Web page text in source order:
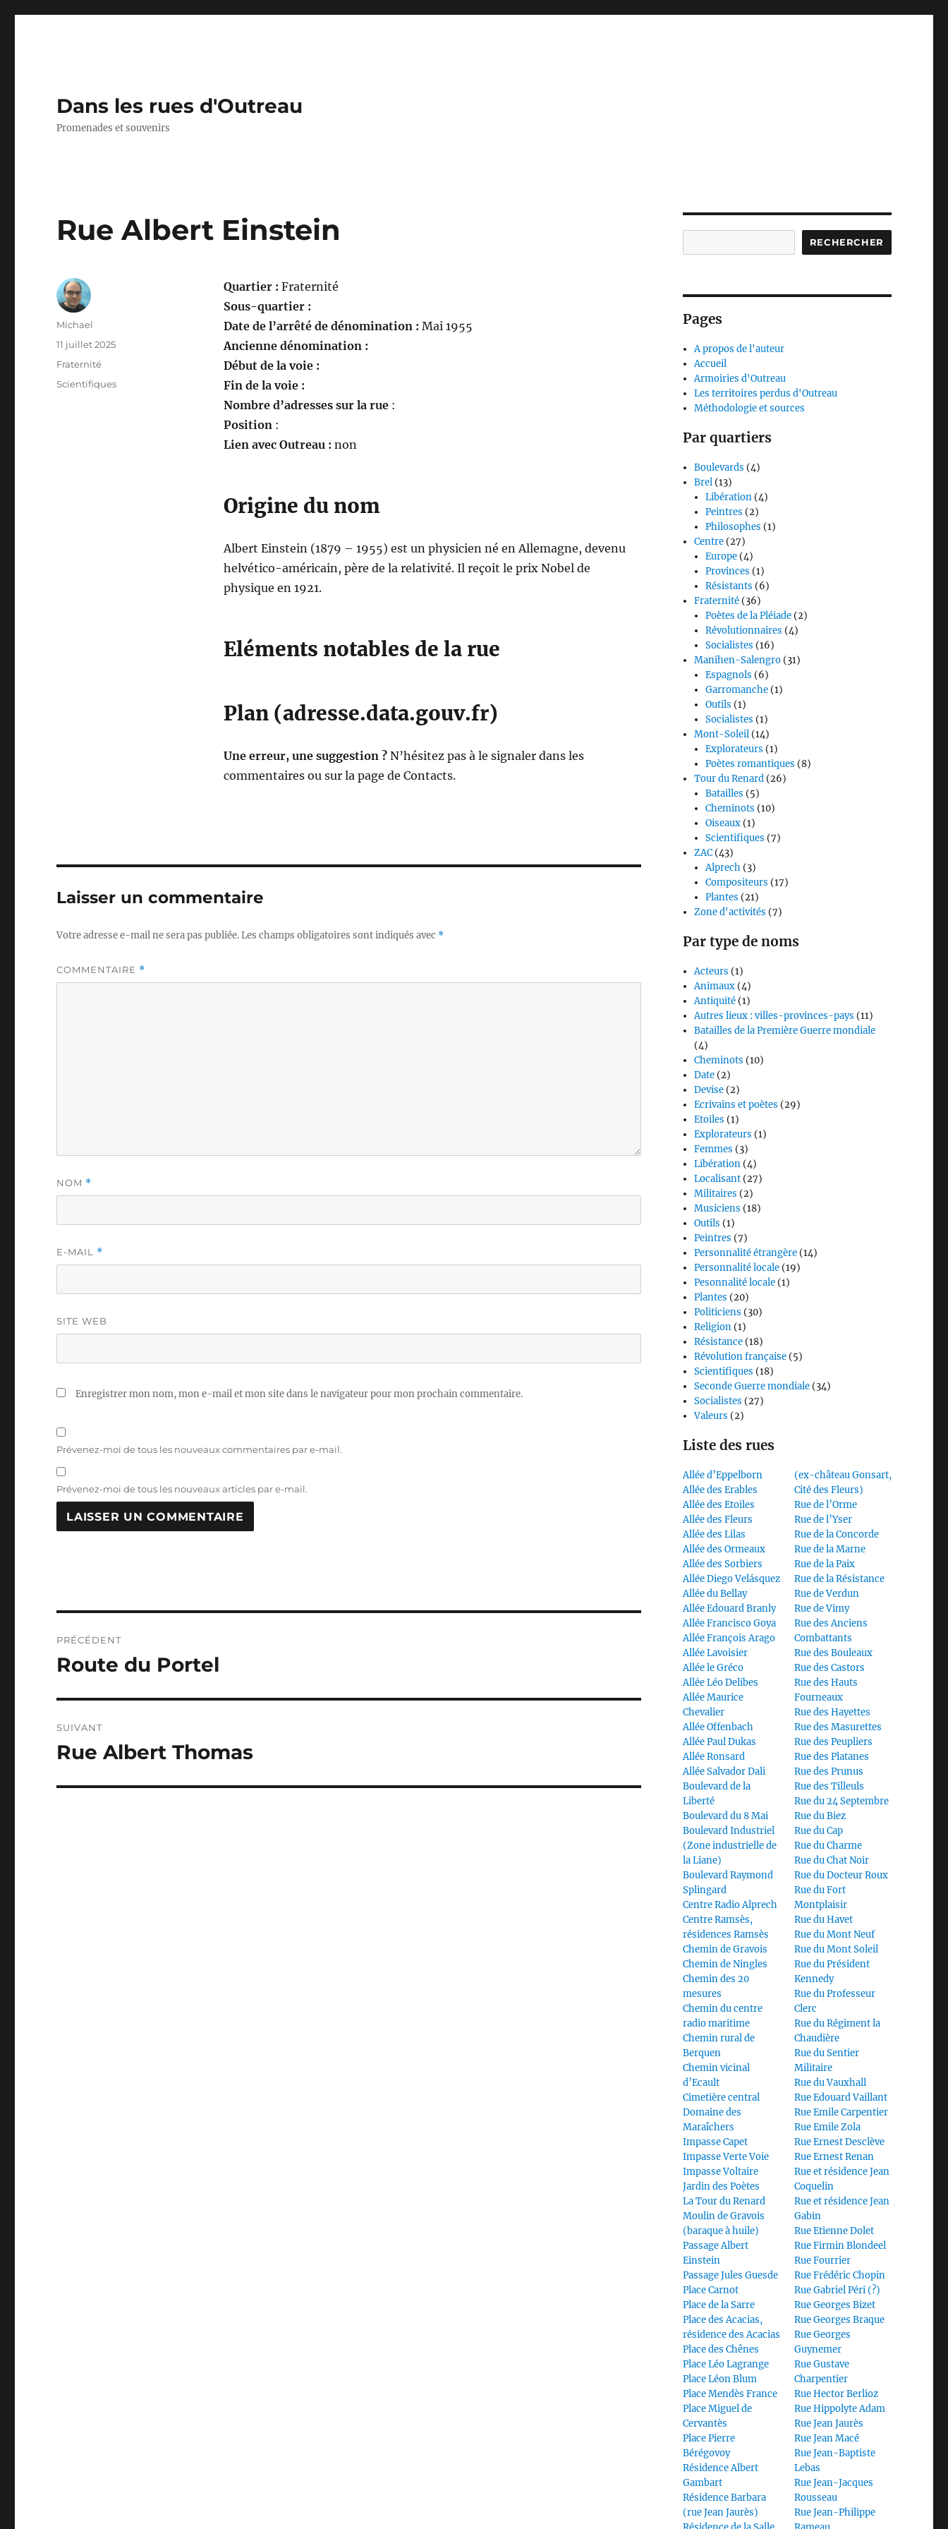
Dans les rues d'Outreau
Promenades et souvenirs
Rue Albert Einstein
Quartier : Fraternité
Sous-quartier :
Date de l’arrêté de dénomination : Mai 1955
Ancienne dénomination :
Début de la voie :
Fin de la voie :
Nombre d’adresses sur la rue:
Position:
Lien avec Outreau : non
Origine du nom
Albert Einstein (1879 – 1955) est un physicien né en Allemagne, devenu
helvético-américain, père de la relativité. Il reçoit le prix Nobel de
physique en 1921.
Eléments notables de la rue
Plan (adresse.data.gouv.fr)
Une erreur, une suggestion ?N’hésitez pas à le signaler dans les
commentaires ou sur la page de Contacts.
Auteur
Michael
Publié
11 juillet 2025
Catégories
Fraternité
Étiquettes
Scientifiques
Laisser un commentaire
Votre adresse e-mail ne sera pas publiée.Les champs obligatoires sont indiqués avec *
COMMENTAIRE *
NOM *
E-MAIL *
SITE WEB
Enregistrer mon nom, mon e-mail et mon site dans le navigateur pour mon prochain commentaire.
Prévenez-moi de tous les nouveaux commentaires par e-mail.
Prévenez-moi de tous les nouveaux articles par e-mail.
de
PRÉCÉDENT
Publication
Route du Portel
SUIVANT
Publication
Rue Albert Thomas
RECHERCHER
Pages
A propos de l'auteur
Accueil
Armoiries d'Outreau
Les territoires perdus d'Outreau
Méthodologie et sources
Par quartiers
Boulevards (4)
Brel (13)
Libération (4)
Peintres (2)
Philosophes (1)
Centre (27)
Europe (4)
Provinces (1)
Résistants (6)
Fraternité (36)
Poètes de la Pléiade (2)
Révolutionnaires (4)
Socialistes (16)
Manihen-Salengro (31)
Espagnols (6)
Garromanche (1)
Outils (1)
Socialistes (1)
Mont-Soleil (14)
Explorateurs (1)
Poètes romantiques (8)
Tour du Renard (26)
Batailles (5)
Cheminots (10)
Oiseaux (1)
Scientifiques (7)
ZAC (43)
Alprech (3)
Compositeurs (17)
Plantes (21)
Zone d'activités (7)
Par type de noms
Acteurs (1)
Animaux (4)
Antiquité (1)
Autres lieux : villes-provinces-pays (11)
Batailles de la Première Guerre mondiale
(4)
Cheminots (10)
Date (2)
Devise (2)
Ecrivains et poètes (29)
Etoiles (1)
Explorateurs (1)
Femmes (3)
Libération (4)
Localisant (27)
Militaires (2)
Musiciens (18)
Outils (1)
Peintres (7)
Personnalité étrangère (14)
Personnalité locale (19)
Pesonnalité locale (1)
Plantes (20)
Politiciens (30)
Religion (1)
Résistance (18)
Révolution française (5)
Scientifiques (18)
Seconde Guerre mondiale (34)
Socialistes (27)
Valeurs (2)
Liste des rues
Allée d’Eppelborn
Allée des Erables
Allée des Etoiles
Allée des Fleurs
Allée des Lilas
Allée des Ormeaux
Allée des Sorbiers
Allée Diego Velásquez
Allée du Bellay
Allée Edouard Branly
Allée Francisco Goya
Allée François Arago
Allée Lavoisier
Allée le Gréco
Allée Léo Delibes
Allée Maurice
Chevalier
Allée Offenbach
Allée Paul Dukas
Allée Ronsard
Allée Salvador Dali
Boulevard de la
Liberté
Boulevard du 8 Mai
Boulevard Industriel
(Zone industrielle de
la Liane)
Boulevard Raymond
Splingard
Centre Radio Alprech
Centre Ramsès,
résidences Ramsès
Chemin de Gravois
Chemin de Ningles
Chemin des 20
mesures
Chemin du centre
radio maritime
Chemin rural de
Berquen
Chemin vicinal
d’Ecault
Cimetière central
Domaine des
Maraîchers
Impasse Capet
Impasse Verte Voie
Impasse Voltaire
Jardin des Poètes
La Tour du Renard
Moulin de Gravois
(baraque à huile)
Passage Albert
Einstein
Passage Jules Guesde
Place Carnot
Place de la Sarre
Place des Acacias,
résidence des Acacias
Place des Chênes
Place Léo Lagrange
Place Léon Blum
Place Mendès France
Place Miguel de
Cervantès
Place Pierre
Bérégovoy
Résidence Albert
Gambart
Résidence Barbara
(rue Jean Jaurès)
(ex-château Gonsart,
Cité des Fleurs)
Rue de l’Orme
Rue de l’Yser
Rue de la Concorde
Rue de la Marne
Rue de la Paix
Rue de la Résistance
Rue de Verdun
Rue de Vimy
Rue des Anciens
Combattants
Rue des Bouleaux
Rue des Castors
Rue des Hauts
Fourneaux
Rue des Hayettes
Rue des Masurettes
Rue des Peupliers
Rue des Platanes
Rue des Prunus
Rue des Tilleuls
Rue du 24 Septembre
Rue du Biez
Rue du Cap
Rue du Charme
Rue du Chat Noir
Rue du Docteur Roux
Rue du Fort
Montplaisir
Rue du Havet
Rue du Mont Neuf
Rue du Mont Soleil
Rue du Président
Kennedy
Rue du Professeur
Clerc
Rue du Régiment la
Chaudière
Rue du Sentier
Militaire
Rue du Vauxhall
Rue Edouard Vaillant
Rue Emile Carpentier
Rue Emile Zola
Rue Ernest Desclève
Rue Ernest Renan
Rue et résidence Jean
Coquelin
Rue et résidence Jean
Gabin
Rue Etienne Dolet
Rue Firmin Blondeel
Rue Fourrier
Rue Frédéric Chopin
Rue Gabriel Péri (?)
Rue Georges Bizet
Rue Georges Braque
Rue Georges
Guynemer
Rue Gustave
Charpentier
Rue Hector Berlioz
Rue Hippolyte Adam
Rue Jean Jaurès
Rue Jean Macé
Rue Jean-Baptiste
Lebas
Rue Jean-Jacques
Rousseau
Rue Jean-Philippe